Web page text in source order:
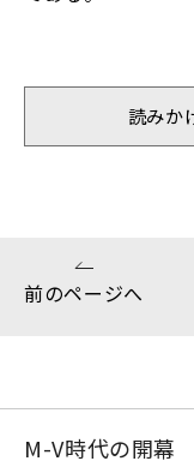
読みか
前のページへ
M-V時代の開幕